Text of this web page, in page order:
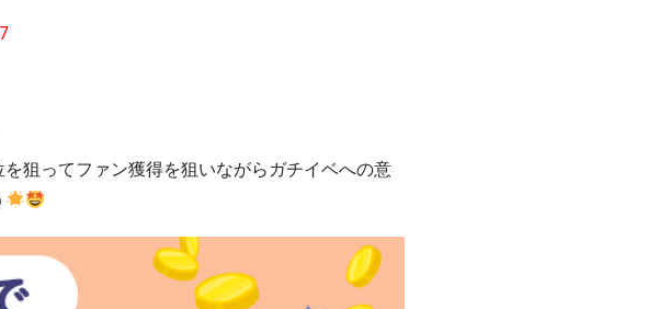
狙ってファン獲得を狙いながらガチイベへの意